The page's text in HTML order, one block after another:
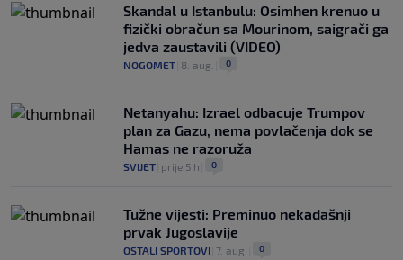
Skandal u Istanbulu: Osimhen krenuo u
fizički obračun sa Mourinom, saigrači ga
jedva zaustavili (VIDEO)
NOGOMET 8. aug. 0
Netanyahu: Izrael odbacuje Trumpov
plan za Gazu, nema povlačenja dok se
Hamas ne razoruža
SVIJET prije 5 h 0
Tužne vijesti: Preminuo nekadašnji
prvak Jugoslavije
OSTALI SPORTOVI 7. aug. 0